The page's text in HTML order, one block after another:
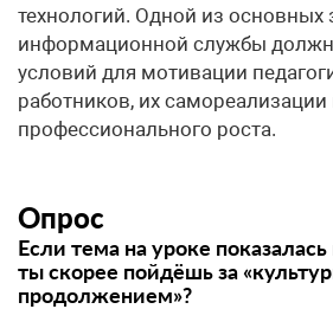
технологий. Одной из основных
информационной службы
условий для мотивации
работников, их самореализации
профессионального роста.
Опрос
Если тема на уроке
ты скорее пойдёшь за
продолжением»?